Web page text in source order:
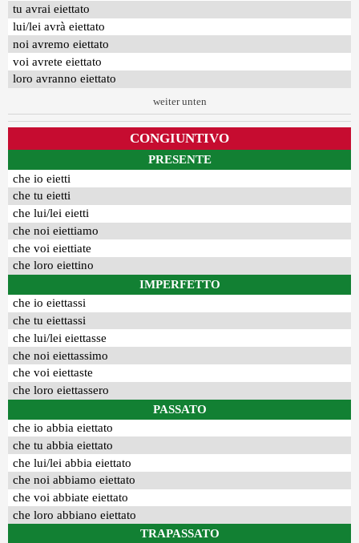
tu avrai eiettato
lui/lei avrà eiettato
noi avremo eiettato
voi avrete eiettato
loro avranno eiettato
weiter unten
CONGIUNTIVO
PRESENTE
che io eietti
che tu eietti
che lui/lei eietti
che noi eiettiamo
che voi eiettiate
che loro eiettino
IMPERFETTO
che io eiettassi
che tu eiettassi
che lui/lei eiettasse
che noi eiettassimo
che voi eiettaste
che loro eiettassero
PASSATO
che io abbia eiettato
che tu abbia eiettato
che lui/lei abbia eiettato
che noi abbiamo eiettato
che voi abbiate eiettato
che loro abbiano eiettato
TRAPASSATO